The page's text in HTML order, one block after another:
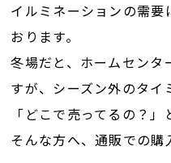
イルミネーションの需要
おります。
冬場だと、ホームセンタ
すが、シーズン外のタイ
「どこで売ってるの？
そんな方へ、通販での購